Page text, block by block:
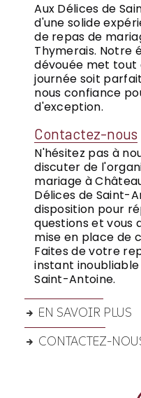
Aux Délices de
d'une solide
de repas de
Thymerais. Notre
dévouée met
journée soit
nous confiance
d'exception.
Contactez-nous
N'hésitez pas à
discuter de
mariage à
Délices de Saint-
disposition pour
questions et vous
mise en place de
Faites de votre
instant
Saint-Antoine.
EN SAVOIR PLUS
CONTACTEZ-